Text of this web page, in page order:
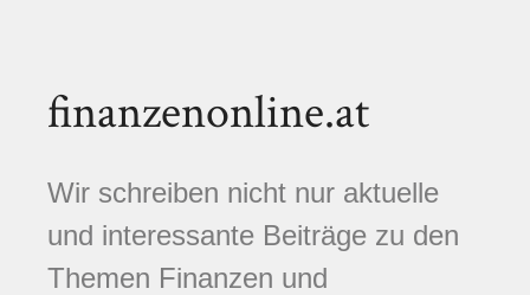
finanzenonline.at
Wir schreiben nicht nur aktuelle
und interessante Beiträge zu den
Themen Finanzen und